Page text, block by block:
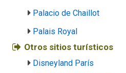
Palacio de Chaillot
Palais Royal
Otros sitios turísticos
Disneyland París